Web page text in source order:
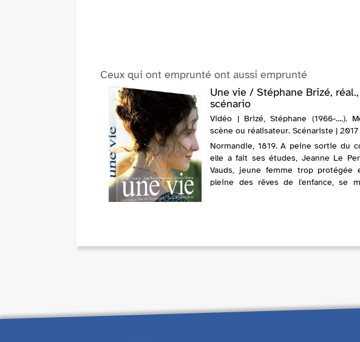
Ceux qui ont emprunté ont aussi emprunté
Une vie / Stéphane Brizé, réal.,
scénario
Vidéo | Brizé, Stéphane (1966-....).
scène ou réalisateur. Scénariste | 2017
Normandie, 1819. A peine sortie du
elle a fait ses études, Jeanne Le
Vauds, jeune femme trop protégée
pleine des rêves de l'enfance, se